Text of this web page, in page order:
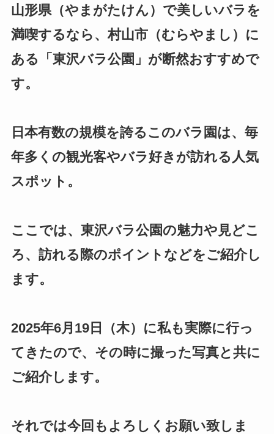
山形県（やまがたけん）で美しいバラを
満喫するなら、村山市（むらやまし）に
ある「東沢バラ公園」が断然おすすめで
す。
日本有数の規模を誇るこのバラ園は、毎
年多くの観光客やバラ好きが訪れる人気
スポット。
ここでは、東沢バラ公園の魅力や見どこ
ろ、訪れる際のポイントなどをご紹介し
ます。
2025年6月19日（木）に私も実際に行っ
てきたので、その時に撮った写真と共に
ご紹介します。
それでは今回もよろしくお願い致しま